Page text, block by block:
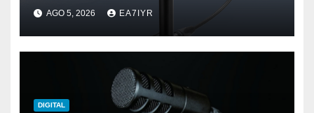
AGO 5, 2026 EA7IYR
DIGITAL